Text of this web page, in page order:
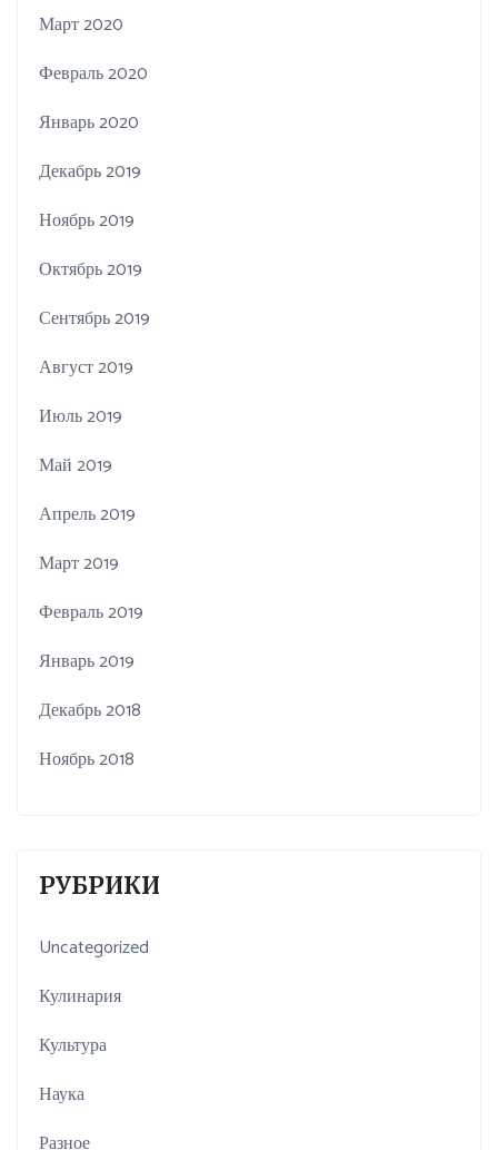
Март 2020
Февраль 2020
Январь 2020
Декабрь 2019
Ноябрь 2019
Октябрь 2019
Сентябрь 2019
Август 2019
Июль 2019
Май 2019
Апрель 2019
Март 2019
Февраль 2019
Январь 2019
Декабрь 2018
Ноябрь 2018
РУБРИКИ
Uncategorized
Кулинария
Культура
Наука